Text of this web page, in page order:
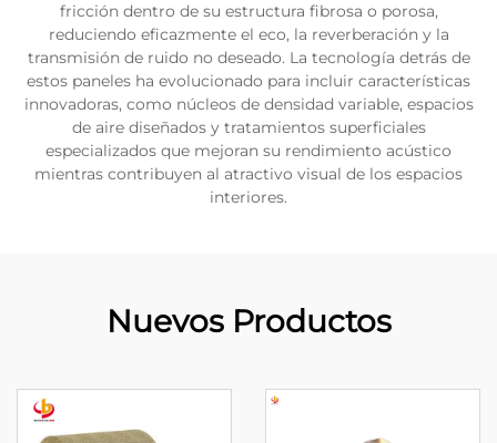
fricción dentro de su estructura fibrosa o porosa,
reduciendo eficazmente el eco, la reverberación y la
transmisión de ruido no deseado. La tecnología detrás de
estos paneles ha evolucionado para incluir características
innovadoras, como núcleos de densidad variable, espacios
de aire diseñados y tratamientos superficiales
especializados que mejoran su rendimiento acústico
mientras contribuyen al atractivo visual de los espacios
interiores.
Nuevos Productos